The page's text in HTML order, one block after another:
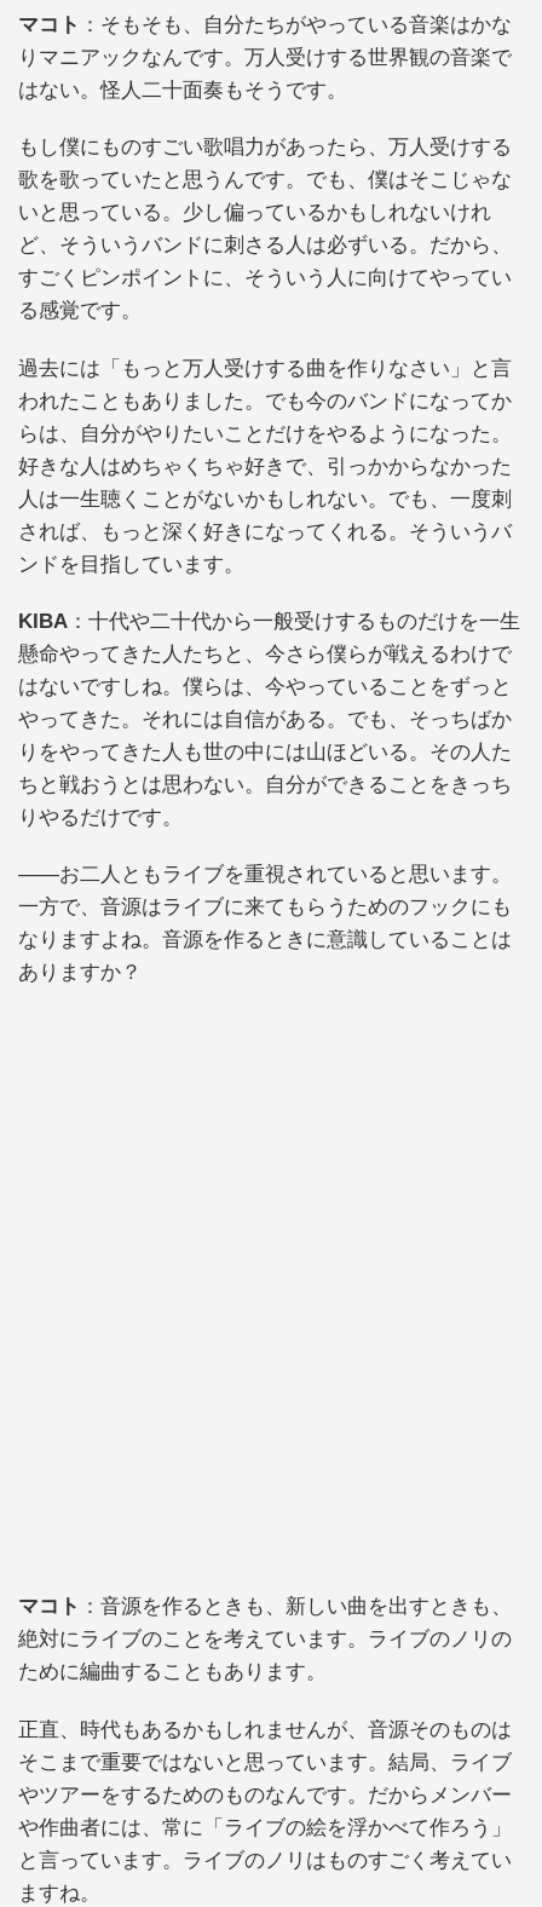
マコト ：そもそも、自分たちがやっている音楽はかな
りマニアックなんです。万人受けする世界観の音楽で
はない。怪人二十面奏もそうです。
もし僕にものすごい歌唱力があったら、万人受けする
歌を歌っていたと思うんです。でも、僕はそこじゃな
いと思っている。少し偏っているかもしれないけれ
ど、そういうバンドに刺さる人は必ずいる。だから、
すごくピンポイントに、そういう人に向けてやってい
る感覚です。
過去には「もっと万人受けする曲を作りなさい」と言
われたこともありました。でも今のバンドになってか
らは、自分がやりたいことだけをやるようになった。
好きな人はめちゃくちゃ好きで、引っかからなかった
人は一生聴くことがないかもしれない。でも、一度刺
されば、もっと深く好きになってくれる。そういうバ
ンドを目指しています。
KIBA ：十代や二十代から一般受けするものだけを一生
懸命やってきた人たちと、今さら僕らが戦えるわけで
はないですしね。僕らは、今やっていることをずっと
やってきた。それには自信がある。でも、そっちばか
りをやってきた人も世の中には山ほどいる。その人た
ちと戦おうとは思わない。自分ができることをきっち
りやるだけです。
――お二人ともライブを重視されていると思います。
一方で、音源はライブに来てもらうためのフックにも
なりますよね。音源を作るときに意識していることは
ありますか？
マコト ：音源を作るときも、新しい曲を出すときも、
絶対にライブのことを考えています。ライブのノリの
ために編曲することもあります。
正直、時代もあるかもしれませんが、音源そのものは
そこまで重要ではないと思っています。結局、ライブ
やツアーをするためのものなんです。だからメンバー
や作曲者には、常に「ライブの絵を浮かべて作ろう」
と言っています。ライブのノリはものすごく考えてい
ますね。